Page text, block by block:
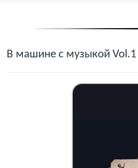
В машине с музыкой Vol.1